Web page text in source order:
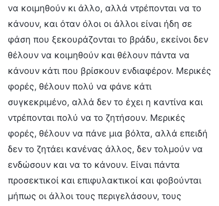
να κοιμηθούν κι άλλο, αλλά ντρέπονται να το
κάνουν, και όταν όλοι οι άλλοι είναι ήδη σε
φάση που ξεκουράζονται το βράδυ, εκείνοι δεν
θέλουν να κοιμηθούν και θέλουν πάντα να
κάνουν κάτι που βρίσκουν ενδιαφέρον. Μερικές
φορές, θέλουν πολύ να φάνε κάτι
συγκεκριμένο, αλλά δεν το έχει η καντίνα και
ντρέπονται πολύ να το ζητήσουν. Μερικές
φορές, θέλουν να πάνε μια βόλτα, αλλά επειδή
δεν το ζητάει κανένας άλλος, δεν τολμούν να
ενδώσουν και να το κάνουν. Είναι πάντα
προσεκτικοί και επιφυλακτικοί και φοβούνται
μήπως οι άλλοι τους περιγελάσουν, τους